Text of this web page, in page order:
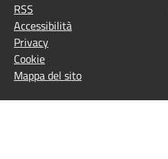
RSS
Accessibilità
Privacy
Cookie
Mappa del sito